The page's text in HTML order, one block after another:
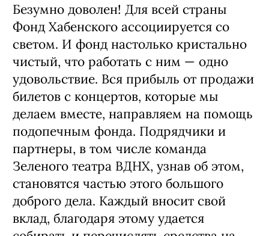
Безумно доволен! Для всей страны
Фонд Хабенского ассоциируется со
светом. И фонд настолько кристально
чистый, что работать с ним — одно
удовольствие. Вся прибыль от продажи
билетов с концертов, которые мы
делаем вместе, направляем на помощь
подопечным фонда. Подрядчики и
партнеры, в том числе команда
Зеленого театра ВДНХ, узнав об этом,
становятся частью этого большого
доброго дела. Каждый вносит свой
вклад, благодаря этому удается